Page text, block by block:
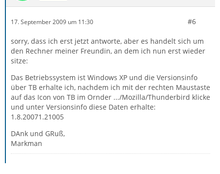
17. September 2009 um 11:30 #6
sorry, dass ich erst jetzt antworte, aber es handelt sich um
den Rechner meiner Freundin, an dem ich nun erst wieder
sitze:
Das Betriebssystem ist Windows XP und die Versionsinfo
über TB erhalte ich, nachdem ich mit der rechten Maustaste
auf das Icon von TB im Ornder .../Mozilla/Thunderbird klicke
und unter Versionsinfo diese Daten erhalte:
1.8.20071.21005
DAnk und GRuß,
Markman